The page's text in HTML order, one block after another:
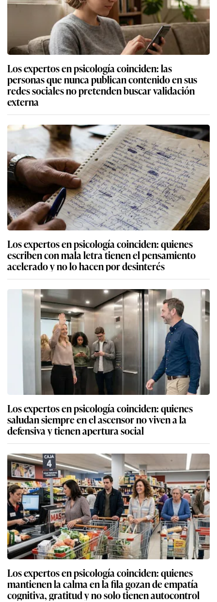
Los expertos en psicología coinciden: las
personas que nunca publican contenido en sus
redes sociales no pretenden buscar validación
externa
Los expertos en psicología coinciden: quienes
escriben con mala letra tienen el pensamiento
acelerado y no lo hacen por desinterés
Los expertos en psicología coinciden: quienes
saludan siempre en el ascensor no viven a la
defensiva y tienen apertura social
Los expertos en psicología coinciden: quienes
mantienen la calma en la fila gozan de empatía
cognitiva, gratitud y no solo tienen autocontrol